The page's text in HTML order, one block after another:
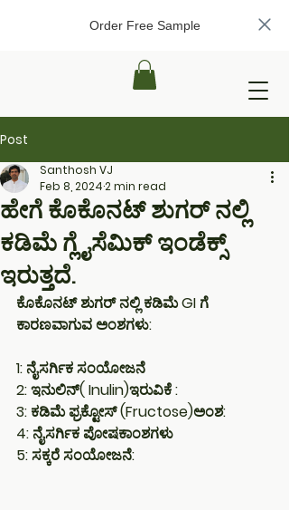
Order Free Sample
Post
ಹೇಗೆ ಕೊಕೊನಟ್ ಶುಗರ್ ನಲ್ಲಿ
ಕಡಿಮೆ ಗ್ಲೈಸೆಮಿಕ್ ಇಂಡೆಕ್ಸ್
ಇರುತ್ತದೆ.
Santhosh VJ
Feb 8, 20242 min read
ಕೊಕೊನಟ್ ಶುಗರ್ ನಲ್ಲಿ ಕಡಿಮೆ GI ಗೆ
ಕಾರಣವಾಗುವ ಅಂಶಗಳು:
1: ನೈಸರ್ಗಿಕ ಸಂಯೋಜನೆ
2: ಇನುಲಿನ್( Inulin)ಇರುವಿಕೆ :
3: ಕಡಿಮೆ ಫ್ರಕ್ಟೋಸ್ (Fructose)ಅಂಶ:
4: ನೈಸರ್ಗಿಕ ಪೋಷಕಾಂಶಗಳು
5: ಸಕ್ಕರೆ ಸಂಯೋಜನೆ: